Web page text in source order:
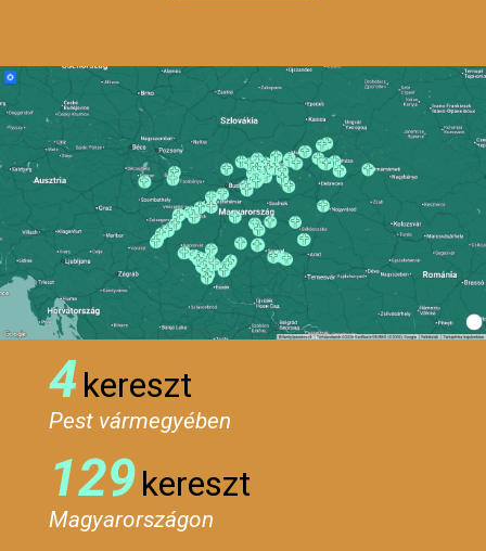
4kereszt
Pest vármegyében
129kereszt
Magyarországon